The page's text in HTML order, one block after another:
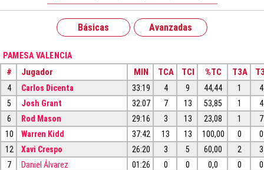
Básicas Avanzadas
PAMESA VALENCIA
# Jugador MIN TCA TCI %TC T3A
4 Carlos Dicenta 33:19 4 9 44,44 1
4
5
Josh Grant 32:07 7 13 53,85 1
4
6
Rod Mason 29:16 3 13 23,08 1
7
10
Warren Kidd 37:42 13 13 100,00 0
0
12
Xavi Crespo 26:20 3 5 60,00 2
3
7
Daniel Álvarez 01:26 0 0 0,0 0
0